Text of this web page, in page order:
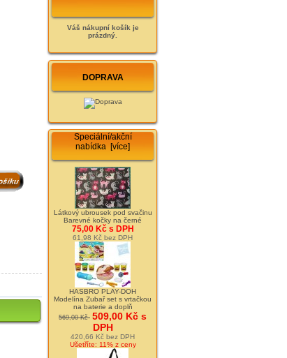
Váš nákupní košík je
prázdný.
DOPRAVA
Speciální/akční
nabídka [více]
Látkový ubrousek pod svačinu
Barevné kočky na černé
75,00 Kč s DPH
61,98 Kč bez DPH
HASBRO PLAY-DOH
Modelína Zubař set s vrtačkou
na baterie a doplň
569,00 Kč 509,00 Kč s
DPH
420,66 Kč bez DPH
Ušetříte: 11% z ceny